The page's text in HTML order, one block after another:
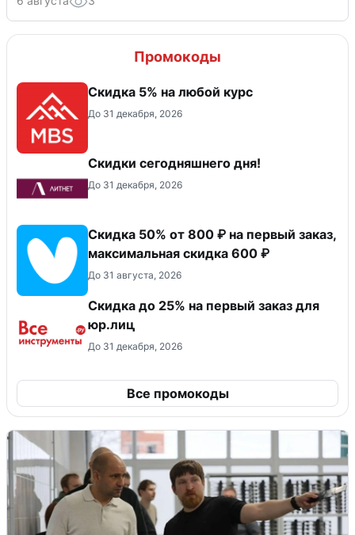
Промокоды
Скидка 5% на любой курс
До 31 декабря, 2026
Скидки сегодняшнего дня!
До 31 декабря, 2026
Скидка 50% от 800 ₽ на первый заказ,
максимальная скидка 600 ₽
До 31 августа, 2026
Скидка до 25% на первый заказ для
юр.лиц
До 31 декабря, 2026
Все промокоды